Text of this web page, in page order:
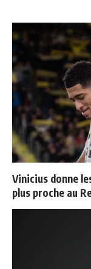
Vinicius donne
plus proche au